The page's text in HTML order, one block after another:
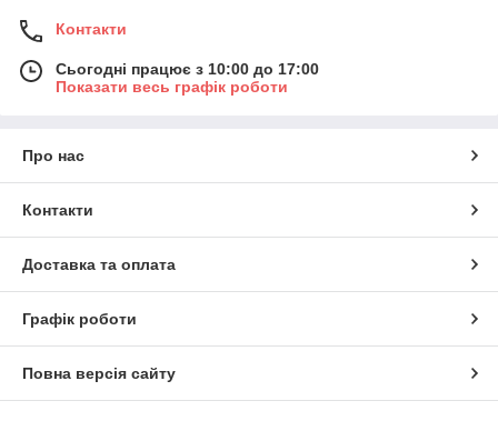
Контакти
Сьогодні працює з 10:00 до 17:00
Показати весь графік роботи
Про нас
Контакти
Доставка та оплата
Графік роботи
Повна версія сайту